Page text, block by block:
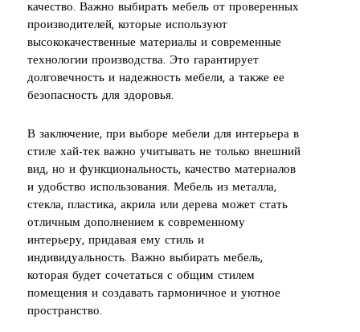
качество. Важно выбирать мебель от проверенных
производителей, которые используют
высококачественные материалы и современные
технологии производства. Это гарантирует
долговечность и надежность мебели, а также ее
безопасность для здоровья.
В заключение, при выборе мебели для интерьера в
стиле хай-тек важно учитывать не только внешний
вид, но и функциональность, качество материалов
и удобство использования. Мебель из металла,
стекла, пластика, акрила или дерева может стать
отличным дополнением к современному
интерьеру, придавая ему стиль и
индивидуальность. Важно выбирать мебель,
которая будет сочетаться с общим стилем
помещения и создавать гармоничное и уютное
пространство.